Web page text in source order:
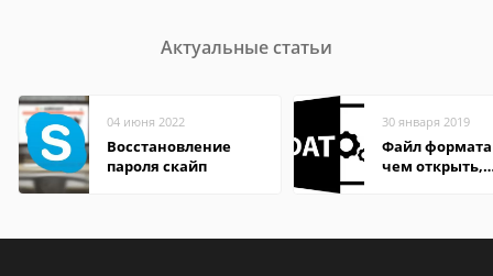
Актуальные статьи
04 июня 2022
Восстановление
пароля скайп
30 января 2019
Файл формата
чем открыть,